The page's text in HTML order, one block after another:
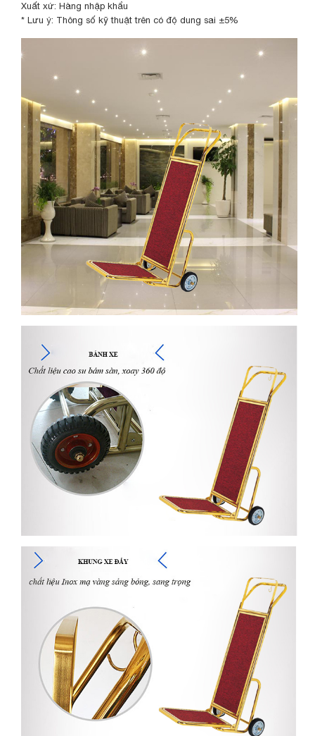
Xuất xứ: Hàng nhập khẩu
* Lưu ý: Thông số kỹ thuật trên có độ dung sai ±5%